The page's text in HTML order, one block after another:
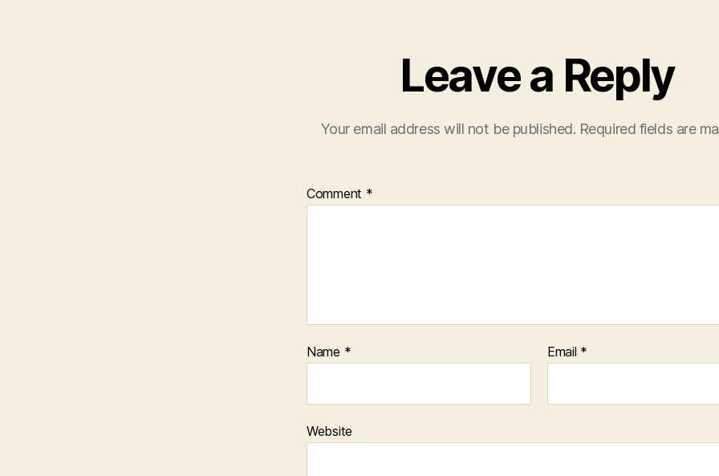
Leave a Reply
Your email address will not be published. Required fields are
Comment *
Name * Email *
Website